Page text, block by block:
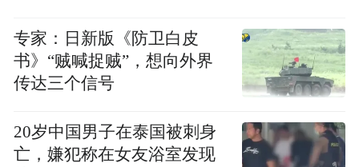
专家：日新版《防卫白皮
书》“贼喊捉贼”，想向外界
传达三个信号
20岁中国男子在泰国被刺身
亡，嫌犯称在女友浴室发现